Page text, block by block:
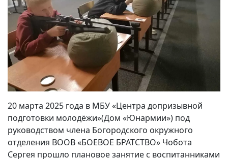
20 марта 2025 года в МБУ «Центра допризывной
подготовки молодёжи»(Дом «Юнармии») под
руководством члена Богородского окружного
отделения ВООВ «БОЕВОЕ БРАТСТВО» Чобота
Сергея прошло плановое занятие с воспитанниками